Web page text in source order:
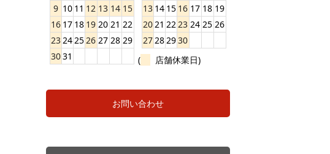
9 10 11 12 13 14 15
16 17 18 19 20 21 22
23242526 27 28 29
3031
13 14 15 16 17 18 19
2021 2223 24 25 26
27282930
(
店舗休業日)
お問い合わせ